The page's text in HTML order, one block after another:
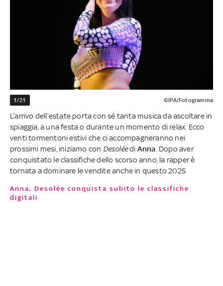
1/21 ©IPA/Fotogramma
L’arrivo dell’estate porta con sé tanta musica da ascoltare in
spiaggia, a una festa o durante un momento di relax. Ecco
venti tormentoni estivi che ci accompagneranno nei
prossimi mesi, iniziamo con Desoléedi Anna . Dopo aver
conquistato le classifiche dello scorso anno, la rapper è
tornata a dominare le vendite anche in questo 2025
Anna, Desolée conquista subito le classifiche
digitali